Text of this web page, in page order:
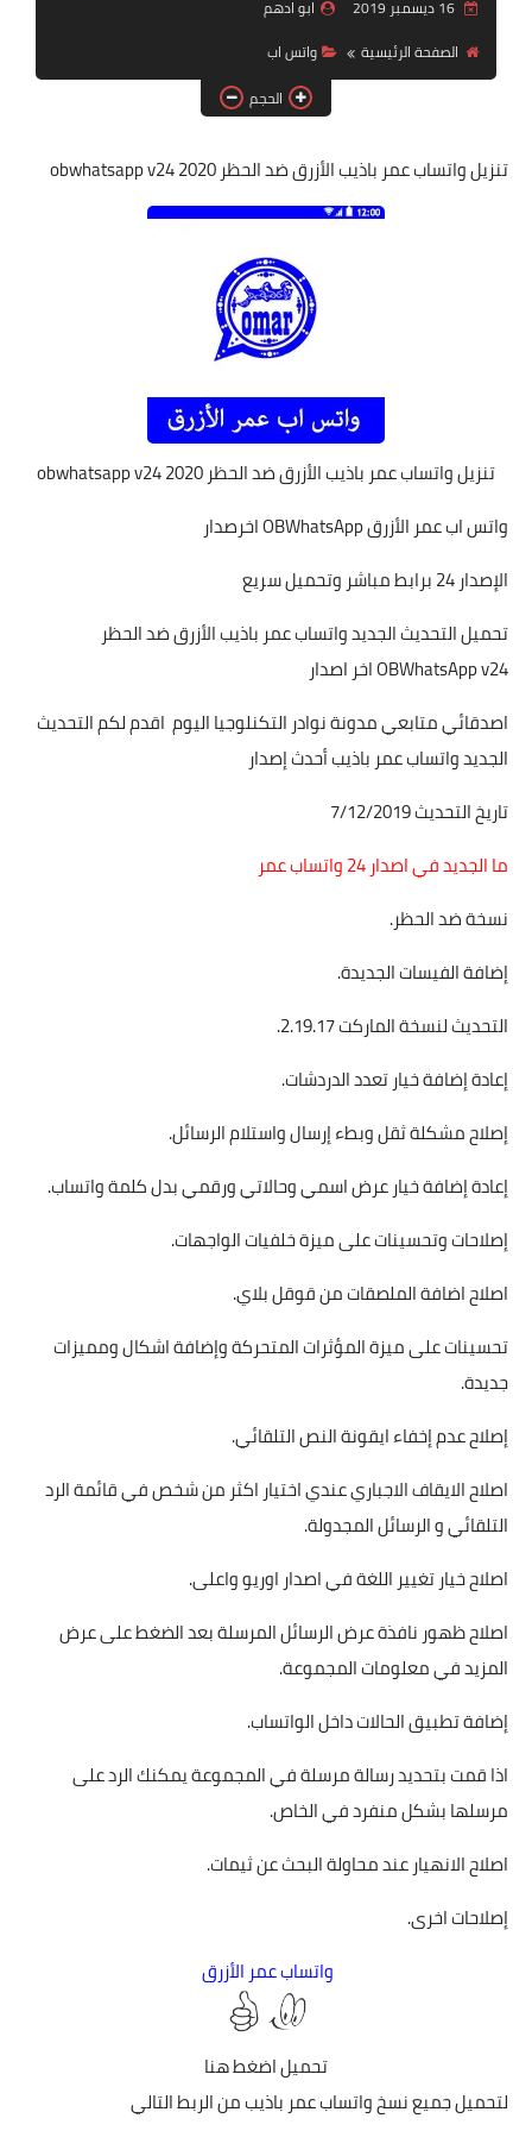
16 ديسمبر 2019
ابو ادهم
الصفحة الرئيسية
واتس اب
الحجم
تنزيل واتساب عمر باذيب الأزرق ضد الحظر 2020 obwhatsapp v24
تنزيل واتساب عمر باذيب الأزرق ضد الحظر 2020 obwhatsapp v24
واتس اب عمر الأزرق OBWhatsApp اخرصدار
الإصدار 24 برابط مباشر وتحميل سريع
تحميل التحديث الجديد واتساب عمر باذيب الأزرق ضد الحظر
OBWhatsApp v24 اخر اصدار
اصدقائي متابعي مدونة نوادر التكنلوجيا اليوم اقدم لكم التحديث
الجديد واتساب عمر باذيب أحدث إصدار
تاريخ التحديث 7/12/2019
ما الجديد في اصدار 24 واتساب عمر
نسخة ضد الحظر.
إضافة الفيسات الجديدة.
التحديث لنسخة الماركت 2.19.17.
إعادة إضافة خيار تعدد الدردشات.
إصلاح مشكلة ثقل وبطء إرسال واستلام الرسائل.
إعادة إضافة خيار عرض اسمي وحالاتي ورقمي بدل كلمة واتساب.
إصلاحات وتحسينات على ميزة خلفيات الواجهات.
اصلاح اضافة الملصقات من قوقل بلاي.
تحسينات على ميزة المؤثرات المتحركة وإضافة اشكال ومميزات
جديدة.
إصلاح عدم إخفاء ايقونة النص التلقائي.
اصلاح الايقاف الاجباري عندي اختيار اكثر من شخص في قائمة الرد
التلقائي و الرسائل المجدولة.
اصلاح خيار تغيير اللغة في اصدار اوريو واعلى.
اصلاح ظهور نافذة عرض الرسائل المرسلة بعد الضغط على عرض
المزيد في معلومات المجموعة.
إضافة تطبيق الحالات داخل الواتساب.
اذا قمت بتحديد رسالة مرسلة في المجموعة يمكنك الرد على
مرسلها بشكل منفرد في الخاص.
اصلاح الانهيار عند محاولة البحث عن ثيمات.
إصلاحات اخرى.
واتساب عمر الأزرق
تحميلاضغط هنا
لتحميل جميع نسخ واتساب عمر باذيب من الربط التالي